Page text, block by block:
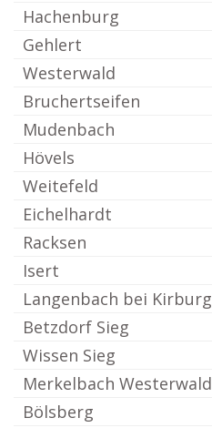
Hachenburg
Gehlert
Westerwald
Bruchertseifen
Mudenbach
Hövels
Weitefeld
Eichelhardt
Racksen
Isert
Langenbach bei Kirburg
Betzdorf Sieg
Wissen Sieg
Merkelbach Westerwald
Bölsberg